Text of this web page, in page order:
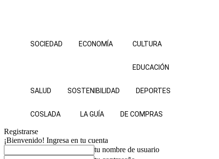
SOCIEDAD ECONOMÍA CULTURA
EDUCACIÓN
SALUD SOSTENIBILIDAD DEPORTES
COSLADA LA GUÍA DE COMPRAS
Registrarse
¡Bienvenido! Ingresa en tu cuenta
tu nombre de usuario